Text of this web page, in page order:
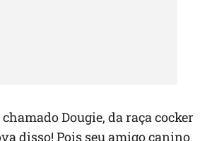
Dougie, da raça cocker
disso! Pois seu amigo canino